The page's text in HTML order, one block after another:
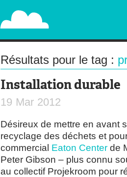
PAPERPLANE
STREET, AMBIENT, GUÉRILLA MARKETING
Résultats pour le tag :
Installation durable
19 Mar 2012
Désireux de mettre en avant
recyclage des déchets et
commercial Eaton Center de
Peter Gibson – plus connu
au collectif Projekroom pour